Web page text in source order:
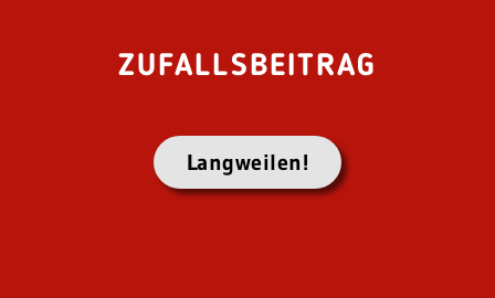
ZUFALLSBEITRAG
Langweilen!